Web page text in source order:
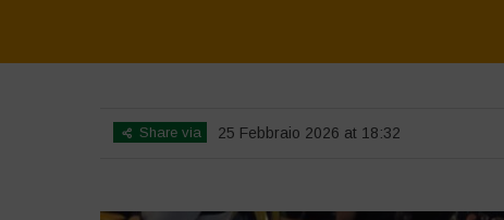
Share via 25 Febbraio 2026 at 18:32